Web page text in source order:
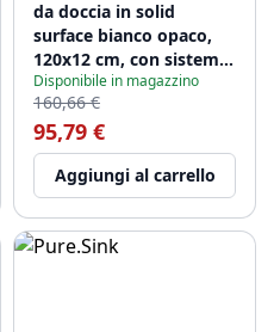
da doccia in solid
surface bianco opaco,
120x12 cm, con sistema
di fissaggio a
scomparsa 1208953449
Disponibile in magazzino
160,66 €
95,79 €
Aggiungi al carrello